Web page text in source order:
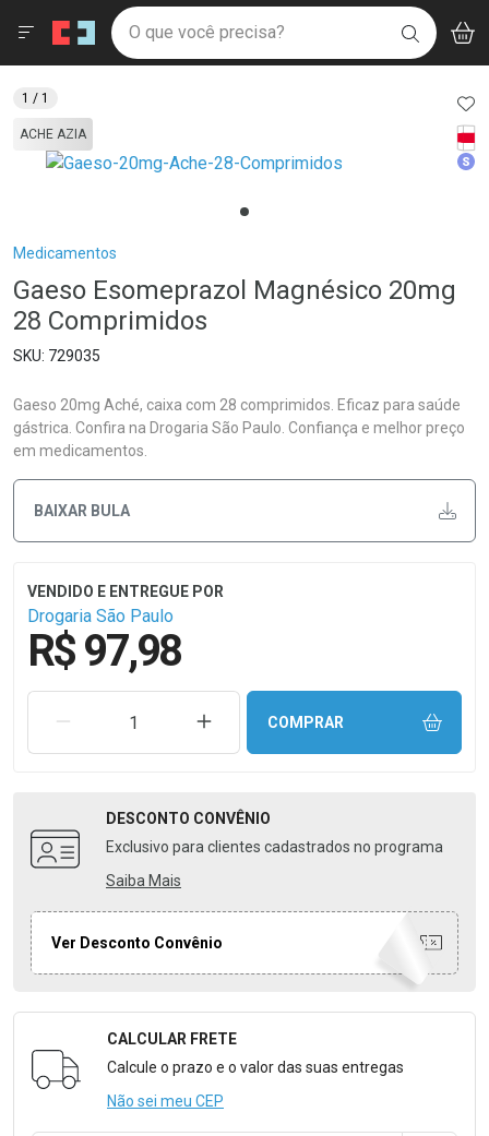
Drogaria São Paulo
Ir direto para a home
pela página
Ir direto para o conteúdo
Ir direto para a busca
Ir direto para a conta
Ir direto para a ajuda
Ir direto para a notificações
Ir direto para o carrinho
Faça a sua busca
O que você precisa? BUSCAR
Menu
Breadcrumb
Medicamentos
Gaeso Esomeprazol Magnésico 20mg
28 Comprimidos
729035
Gaeso 20mg Aché, caixa com 28 comprimidos. Eficaz para saúde
gástrica. Confira na Drogaria São Paulo. Confiança e melhor preço
em medicamentos.
BAIXAR BULA
Drogaria São Paulo
R$ 97,98
REMOVER UMA UNIDADEAUMENTAR UMA UNIDADE
COMPRAR
DESCONTO CONVÊNIO
Exclusivo para clientes cadastrados no programa
Saiba Mais
Ver Desconto Convênio
Formulário para Calcular o Frete
CALCULAR FRETE
Calcule o prazo e o valor das suas entregas
Não sei meu CEP
ACHE AZIA
1 / 1